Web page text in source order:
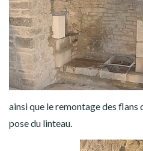
ainsi que le remontage des flans
pose du linteau.